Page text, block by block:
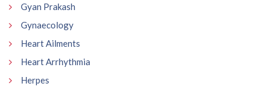
Gyan Prakash
Gynaecology
Heart Ailments
Heart Arrhythmia
Herpes